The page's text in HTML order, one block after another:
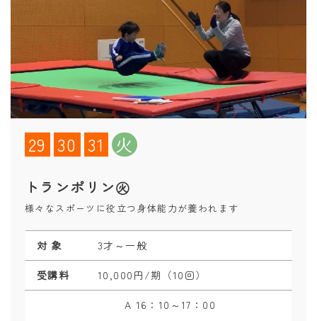
29 30 31 火
トランポリン㊋
様々なスポーツに役立つ身体能力が養われます
対 象 3才～一般
受講料 10,000円/期（10回）
A 16 ： 10～17 ： 00